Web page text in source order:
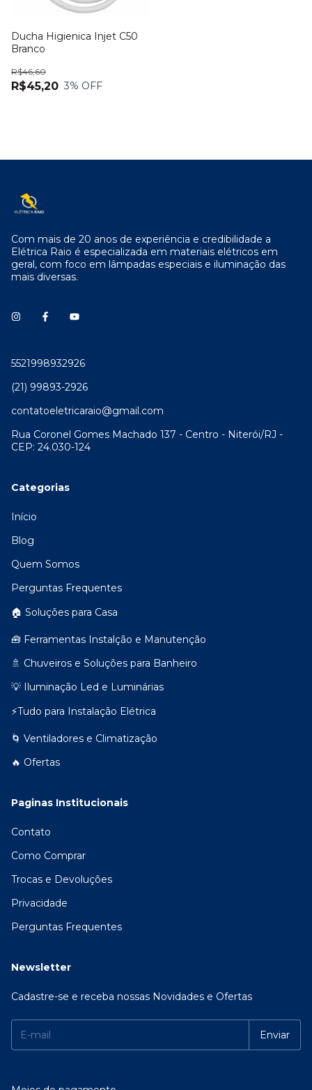
Ducha Higienica Injet C50
Branco
R$45,20
R$46,60
3% OFF
Com mais de 20 anos de experiência e credibilidade a
Elétrica Raio é especializada em materiais elétricos em
geral, com foco em lâmpadas especiais e iluminação das
mais diversas.
5521998932926
(21) 99893-2926
contatoeletricaraio@gmail.com
Rua Coronel Gomes Machado 137 - Centro - Niterói/RJ -
CEP: 24.030-124
Categorias
Início
Blog
Quem Somos
Perguntas Frequentes
🏠 Soluções para Casa
🧰 Ferramentas Instalção e Manutenção
🚿 Chuveiros e Soluções para Banheiro
💡 Iluminação Led e Luminárias
⚡Tudo para Instalação Elétrica
🌀 Ventiladores e Climatização
🔥 Ofertas
Paginas Institucionais
Contato
Como Comprar
Trocas e Devoluções
Privacidade
Perguntas Frequentes
Newsletter
Cadastre-se e receba nossas Novidades e Ofertas